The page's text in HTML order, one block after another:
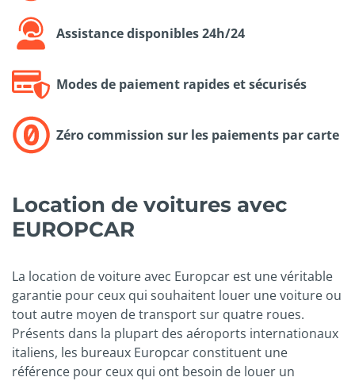
Assistance disponibles 24h/24
Modes de paiement rapides et sécurisés
Zéro commission sur les paiements par carte
Location de voitures avec
EUROPCAR
La location de voiture avec Europcar est une véritable
garantie pour ceux qui souhaitent louer une voiture ou
tout autre moyen de transport sur quatre roues.
Présents dans la plupart des aéroports internationaux
italiens, les bureaux Europcar constituent une
référence pour ceux qui ont besoin de louer un